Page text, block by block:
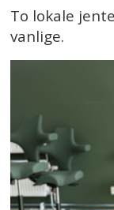
To lokale
vanlige.